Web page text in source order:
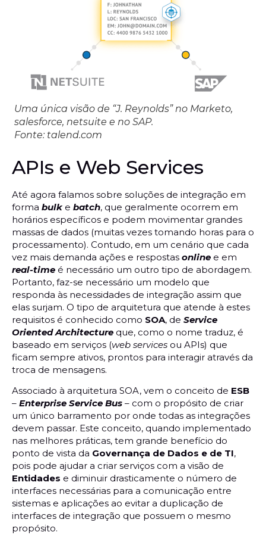
Uma única visão de “J. Reynolds” no Marketo,
salesforce, netsuite e no SAP.
Fonte: talend.com
APIs e Web Services
Até agora falamos sobre soluções de integração em
forma bulke batch, que geralmente ocorrem em
horários específicos e podem movimentar grandes
massas de dados (muitas vezes tomando horas para o
processamento). Contudo, em um cenário que cada
vez mais demanda ações e respostas online e em
real-time é necessário um outro tipo de abordagem.
Portanto, faz-se necessário um modelo que
responda às necessidades de integração assim que
elas surjam. O tipo de arquitetura que atende à estes
requisitos é conhecido como SOA, de Service
Oriented Architecture que, como o nome traduz, é
baseado em serviços (web services ou APIs) que
ficam sempre ativos, prontos para interagir através da
troca de mensagens.
Associado à arquitetura SOA, vem o conceito de ESB
– Enterprise Service Bus – com o propósito de criar
um único barramento por onde todas as integrações
devem passar. Este conceito, quando implementado
nas melhores práticas, tem grande benefício do
ponto de vista da Governança de Dados e de TI,
pois pode ajudar a criar serviços com a visão de
Entidades e diminuir drasticamente o número de
interfaces necessárias para a comunicação entre
sistemas e aplicações ao evitar a duplicação de
interfaces de integração que possuem o mesmo
propósito.